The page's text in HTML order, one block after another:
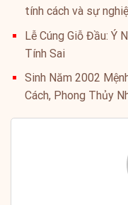
tính cách và sự
Lễ Cúng Giỗ Đầu: Ý
Tính Sai
Sinh Năm 2002
Cách, Phong Thủy